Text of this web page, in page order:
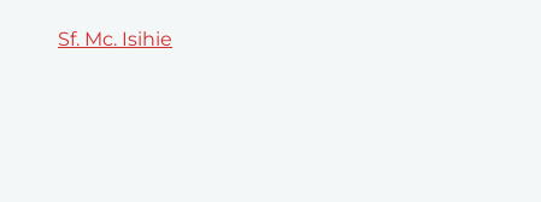
Sf. Mc. Isihie